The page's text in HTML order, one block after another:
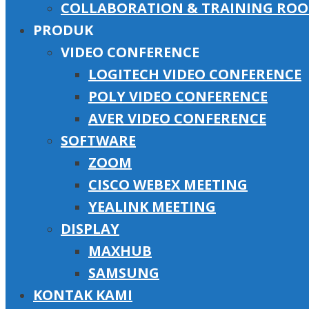
COLLABORATION & TRAINING
PRODUK
VIDEO CONFERENCE
LOGITECH VIDEO CONFERENCE
POLY VIDEO CONFERENCE
AVER VIDEO CONFERENCE
SOFTWARE
ZOOM
CISCO WEBEX MEETING
YEALINK MEETING
DISPLAY
MAXHUB
SAMSUNG
KONTAK KAMI